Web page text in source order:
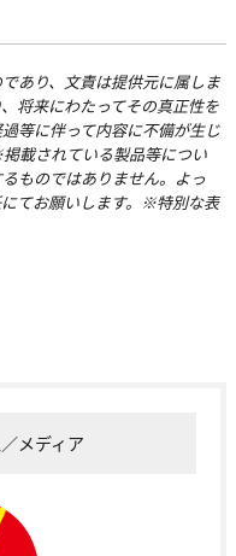
あり、文責は提供元に属しま
将来にわたってその真正性を
等に伴って内容に不備が生じ
載されている製品等につい
ものではありません。よっ
てお願いします。※特別な表
メディア